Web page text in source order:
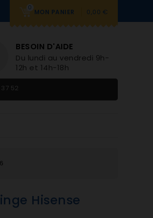
0
MON PANIER 0,00 €
BESOIN D'AIDE
Du lundi au vendredi 9h-
12h et 14h-18h
52
Hisense